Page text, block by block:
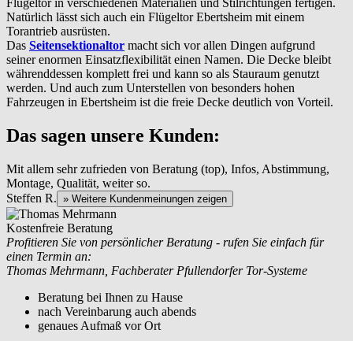
Flügeltor in verschiedenen Materialien und Stilrichtungen fertigen.
Natürlich lässt sich auch ein Flügeltor Ebertsheim mit einem
Torantrieb ausrüsten.
Das Seitensektionaltor macht sich vor allen Dingen aufgrund
seiner enormen Einsatzflexibilität einen Namen. Die Decke bleibt
währenddessen komplett frei und kann so als Stauraum genutzt
werden. Und auch zum Unterstellen von besonders hohen
Fahrzeugen in Ebertsheim ist die freie Decke deutlich von Vorteil.
Das sagen unsere Kunden:
Mit allem sehr zufrieden von Beratung (top), Infos, Abstimmung,
Montage, Qualität, weiter so.
Steffen R. » Weitere Kundenmeinungen zeigen
Kostenfreie Beratung
Profitieren Sie von persönlicher Beratung - rufen Sie einfach für
einen Termin an:
Thomas Mehrmann, Fachberater Pfullendorfer Tor-Systeme
Beratung bei Ihnen zu Hause
nach Vereinbarung auch abends
genaues Aufmaß vor Ort